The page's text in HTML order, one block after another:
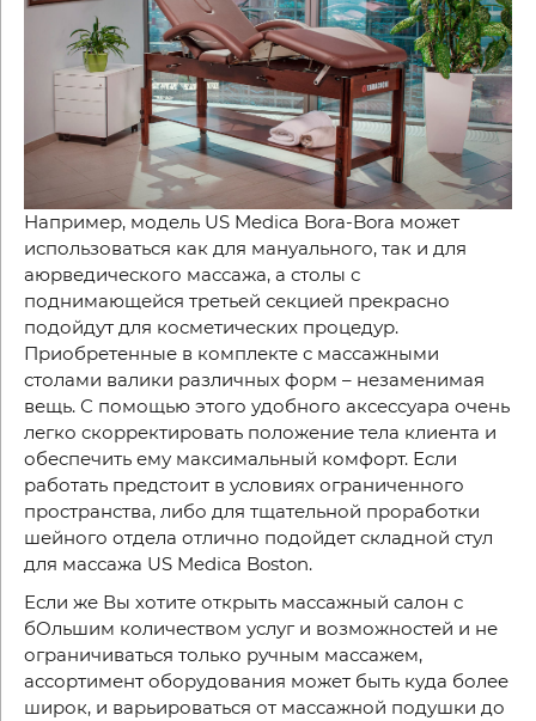
Например, модель US Medica Bora-Bora может
использоваться как для мануального, так и для
аюрведического массажа, а столы с
поднимающейся третьей секцией прекрасно
подойдут для косметических процедур.
Приобретенные в комплекте с массажными
столами валики различных форм – незаменимая
вещь. С помощью этого удобного аксессуара очень
легко скорректировать положение тела клиента и
обеспечить ему максимальный комфорт. Если
работать предстоит в условиях ограниченного
пространства, либо для тщательной проработки
шейного отдела отлично подойдет складной стул
для массажа US Medica Boston.
Если же Вы хотите открыть массажный салон с
бОльшим количеством услуг и возможностей и не
ограничиваться только ручным массажем,
ассортимент оборудования может быть куда более
широк, и варьироваться от массажной подушки до